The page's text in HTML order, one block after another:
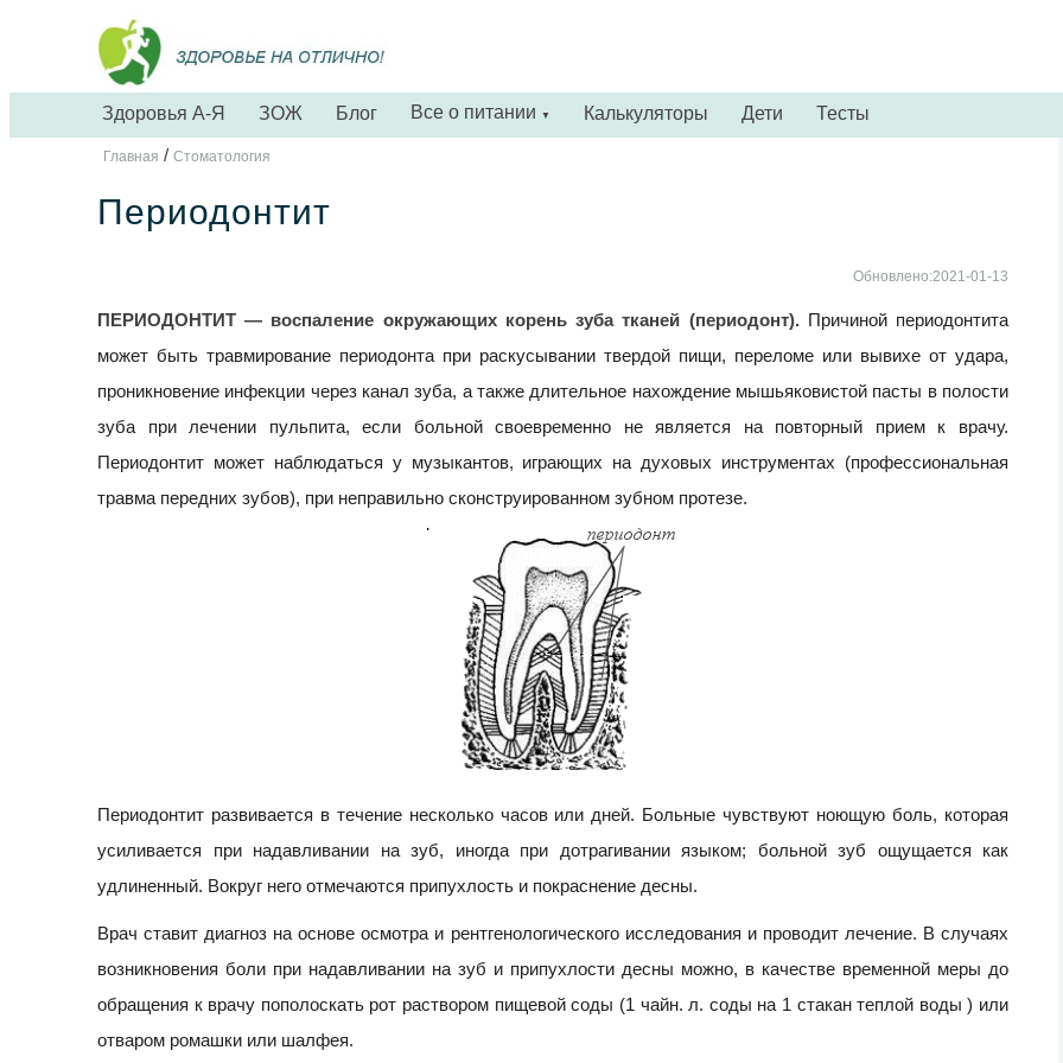
Здоровья А-Я ЗОЖ Блог Все о питании ▼ Калькуляторы Дети Тесты
Главная / Стоматология
Периодонтит
Обновлено:2021-01-13
ПЕРИОДОНТИТ — воспаление окружающих корень зуба тканей (периодонт).Причиной периодонтита
может быть травмирование периодонта при раскусывании твердой пищи, переломе или вывихе от удара,
проникновение инфекции через канал зуба, а также длительное нахождение мышьяковистой пасты в полости
зуба при лечении пульпита, если больной своевременно не является на повторный прием к врачу.
Периодонтит может наблюдаться у музыкантов, играющих на духовых инструментах (профессиональная
травма передних зубов), при неправильно сконструированном зубном протезе.
Периодонтит развивается в течение несколько часов или дней. Больные чувствуют ноющую боль, которая
усиливается при надавливании на зуб, иногда при дотрагивании языком; больной зуб ощущается как
удлиненный. Вокруг него отмечаются припухлость и покраснение десны.
Врач ставит диагноз на основе осмотра и рентгенологического исследования и проводит лечение. В случаях
возникновения боли при надавливании на зуб и припухлости десны можно, в качестве временной меры до
обращения к врачу пополоскать рот раствором пищевой соды (1 чайн. л. соды на 1 стакан теплой воды ) или
отваром ромашки или шалфея.